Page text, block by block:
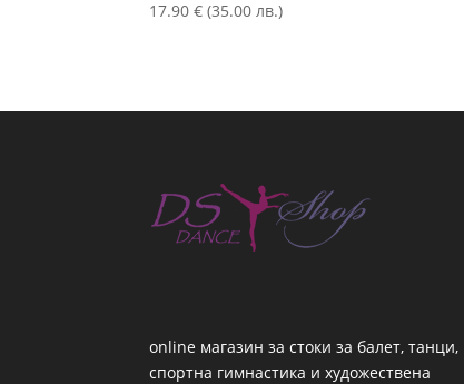
17.90€ (35.00 лв.)
online магазин за стоки за балет, танци,
спортна гимнастика и художествена